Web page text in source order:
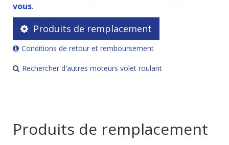
vous.
Produits de remplacement
Conditions de retour et remboursement
Rechercher d'autres moteurs volet roulant
Produits de remplacement